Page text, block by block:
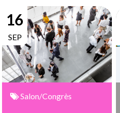
16
SEP
Salon/Congrès